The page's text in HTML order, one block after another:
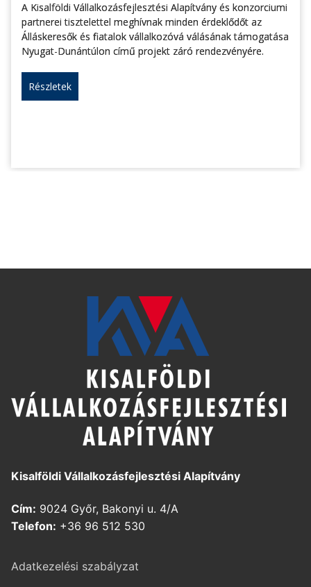
A Kisalföldi Vállalkozásfejlesztési Alapítvány és konzorciumi
partnerei tisztelettel meghívnak minden érdeklődőt az
Álláskeresők és fiatalok vállalkozóvá válásának támogatása
Nyugat-Dunántúlon című projekt záró rendezvényére.
Részletek
Kisalföldi Vállalkozásfejlesztési Alapítvány
Cím: 9024 Győr, Bakonyi u. 4/A
Telefon: +36 96 512 530
Adatkezelési szabályzat